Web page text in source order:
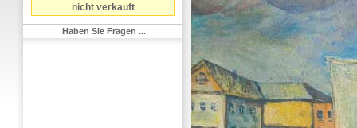
nicht verkauft
Haben Sie Fragen ...